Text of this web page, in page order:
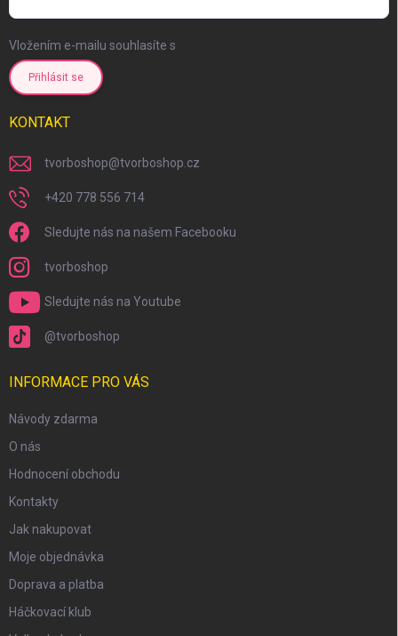
Vložením e-mailu souhlasíte s
Přihlásit se
KONTAKT
tvorboshop@tvorboshop.cz
+420 778 556 714
Sledujte nás na našem Facebooku
tvorboshop
Sledujte nás na Youtube
@tvorboshop
INFORMACE PRO VÁS
Návody zdarma
O nás
Hodnocení obchodu
Kontakty
Jak nakupovat
Moje objednávka
Doprava a platba
Háčkovací klub